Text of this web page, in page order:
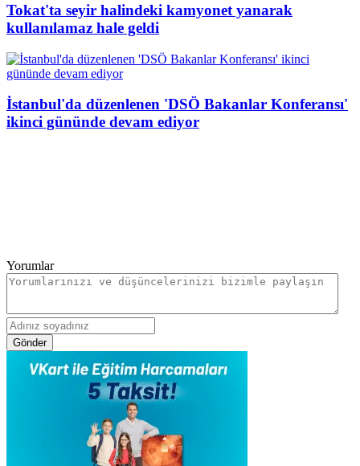
Tokat'ta seyir halindeki kamyonet yanarak
kullanılamaz hale geldi
İstanbul'da düzenlenen 'DSÖ Bakanlar Konferansı'
ikinci gününde devam ediyor
Yorumlar
Gönder